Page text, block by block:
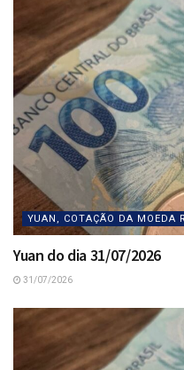
YUAN, COTAÇÃO DA MOEDA
Yuan do dia 31/07/2026
31/07/2026